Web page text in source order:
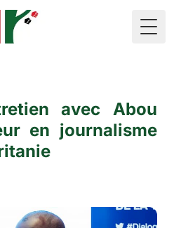
🇲🇷
avec Abou
en journalisme